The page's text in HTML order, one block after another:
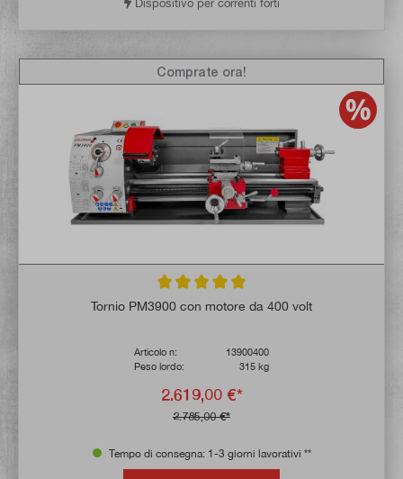
Dispositivo per correnti forti
Valutazione media di 5 su 5 stelle
Tornio PM3900 con motore da 400 volt
Articolo n:
13900400
Peso lordo:
315 kg
2.619,00 €*
2.785,00 €*
Comprate ora!
Tempo di consegna: 1-3 giorni lavorativi **